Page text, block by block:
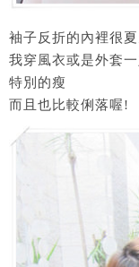
袖子反折的內裡很
我穿風衣或是外套
特別的瘦
而且也比較俐落喔!